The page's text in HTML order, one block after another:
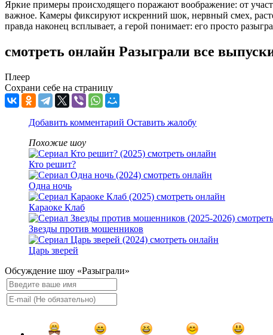
Яркие примеры происходящего поражают воображение: от
важное. Камеры фиксируют искренний шок, нервный смех,
правда наконец всплывает, а герой понимает: его просто
смотреть онлайн Разыграли все
Плеер
Сохрани себе на страницу
Добавить комментарий Оставить жалобу
Похожие шоу
Кто решит?
Одна ночь
Караоке Клаб
Звезды против мошенников
Царь зверей
Обсуждение шоу «Разыграли»